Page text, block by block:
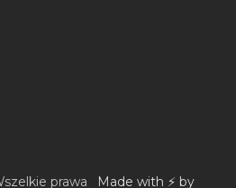
prawa Made with ⚡ by